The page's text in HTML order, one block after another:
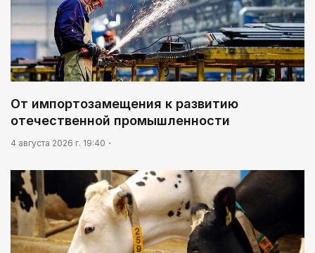
От импортозамещения к развитию
отечественной промышленности
4 августа 2026 г. 19:40